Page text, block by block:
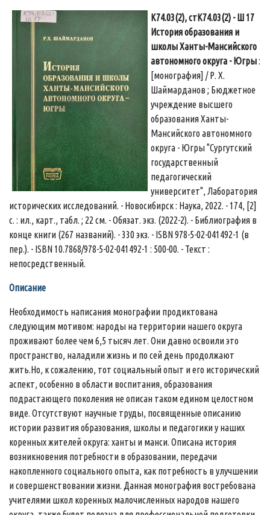
К74.03(2), стК74.03(2) - Ш 17
История образования и
школы Ханты-Мансийского
автономного округа - Югры:
[монография] / Р. Х.
Шаймарданов ; Бюджетное
учреждение высшего
образования Ханты-
Мансийского автономного
округа - Югры "Сургутский
государственный
педагогический
университет", Лаборатория
исторических исследований. - Новосибирск : Наука, 2022. - 174, [2]
с. : ил., карт., табл. ; 22 см. - Обязат. экз. (2022-2). - Библиография в
конце книги (267 названий). - 330 экз. - ISBN 978-5-02-041492-1 (в
пер.). - ISBN 10.7868/978-5-02-041492-1 : 500-00. - Текст :
непосредственный.
Описание
Необходимость написания монографии продиктована
следующим мотивом: народы на территории нашего округа
проживают более чем 6,5 тысяч лет. Они давно освоили это
пространство, наладили жизнь и по сей день продолжают
жить.Но, к сожалению, тот социальный опыт и его исторический
аспект, особенно в области воспитания, образования
подрастающего поколения не описан таком едином целостном
виде. Отсутствуют научные труды, посвященные описанию
истории развития образования, школы и педагогики у наших
коренных жителей округа: ханты и манси. Описана история
возникновения потребности в образовании, передачи
накопленного социального опыта, как потребность в улучшении
и совершенствовании жизни. Данная монография востребована
учителями школ коренных малочисленных народов нашего